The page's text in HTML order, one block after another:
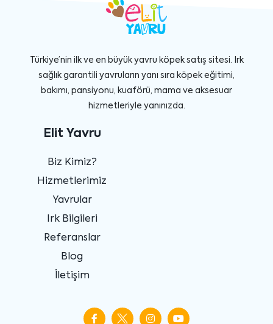
Türkiye’nin ilk ve en büyük yavru köpek satış sitesi. Irk
sağlık garantili yavruların yanı sıra köpek eğitimi,
bakımı, pansiyonu, kuaförü, mama ve aksesuar
hizmetleriyle yanınızda.
Elit Yavru
Biz Kimiz?
Hizmetlerimiz
Yavrular
Irk Bilgileri
Referanslar
Blog
İletişim